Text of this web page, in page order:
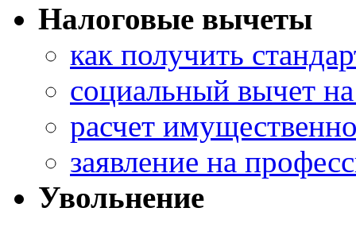
Налоговые вычеты
как получить
социальный вычет
расчет
заявление на
Увольнение